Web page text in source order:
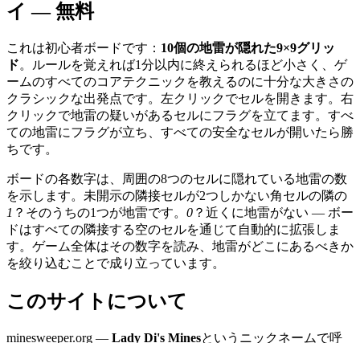
イ — 無料
これは初心者ボードです： 10個の地雷が隠れた9×9グリッ
ド。ルールを覚えれば1分以内に終えられるほど小さく、ゲ
ームのすべてのコアテクニックを教えるのに十分な大きさの
クラシックな出発点です。左クリックでセルを開きます。右
クリックで地雷の疑いがあるセルにフラグを立てます。すべ
ての地雷にフラグが立ち、すべての安全なセルが開いたら勝
ちです。
ボードの各数字は、周囲の8つのセルに隠れている地雷の数
を示します。未開示の隣接セルが2つしかない角セルの隣の
1 ？そのうちの1つが地雷です。 0 ？近くに地雷がない — ボー
ドはすべての隣接する空のセルを通じて自動的に拡張しま
す。ゲーム全体はその数字を読み、地雷がどこにあるべきか
を絞り込むことで成り立っています。
このサイトについて
minesweeper.org — Lady Di's Minesというニックネームで呼